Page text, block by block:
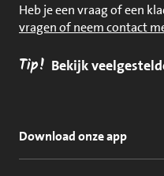
Heb je een vraag of een
vragen of neem contact
Tip! Bekijk
Download onze app